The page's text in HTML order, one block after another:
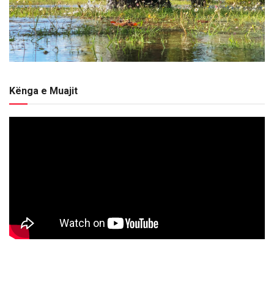
Kënga e Muajit